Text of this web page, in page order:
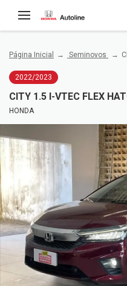
Página Inicial Seminovos
2022/2023
CITY 1.5 I-VTEC FLEX
HONDA